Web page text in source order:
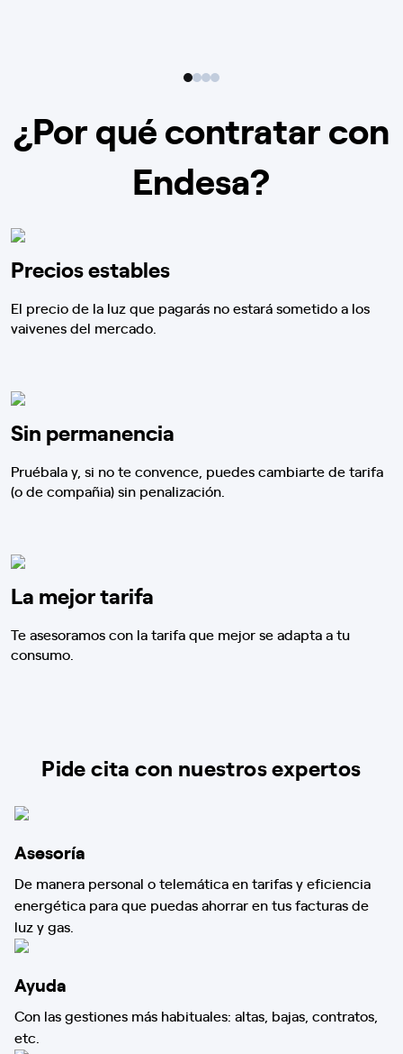
¿Por qué contratar con
Endesa?
Precios estables
El precio de la luz que pagarás no estará sometido a los
vaivenes del mercado.
Sin permanencia
Pruébala y, si no te convence, puedes cambiarte de tarifa
(o de compañia) sin penalización.
La mejor tarifa
Te asesoramos con la tarifa que mejor se adapta a tu
consumo.
Pide cita con nuestros expertos
Asesoría
De manera personal o telemática en tarifas y eficiencia
energética para que puedas ahorrar en tus facturas de
luz y gas.
Ayuda
Con las gestiones más habituales: altas, bajas, contratos,
etc.